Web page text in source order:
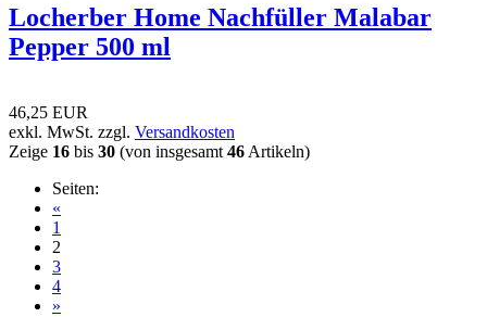
Locherber Home Nachfüller Malabar
Pepper 500 ml
46,25 EUR
exkl. MwSt. zzgl. Versandkosten
Zeige 16 bis 30 (von insgesamt 46 Artikeln)
Seiten:
«
1
2
3
4
»